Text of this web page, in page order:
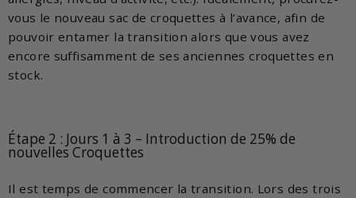
vous le nouveau sac de croquettes à l’avance, afin de
pouvoir entamer la transition alors que vous avez
encore suffisamment de ses anciennes croquettes en
stock.
Étape 2 : Jours 1 à 3 – Introduction de 25% de
nouvelles Croquettes
Il est temps de commencer la transition. Lors des trois